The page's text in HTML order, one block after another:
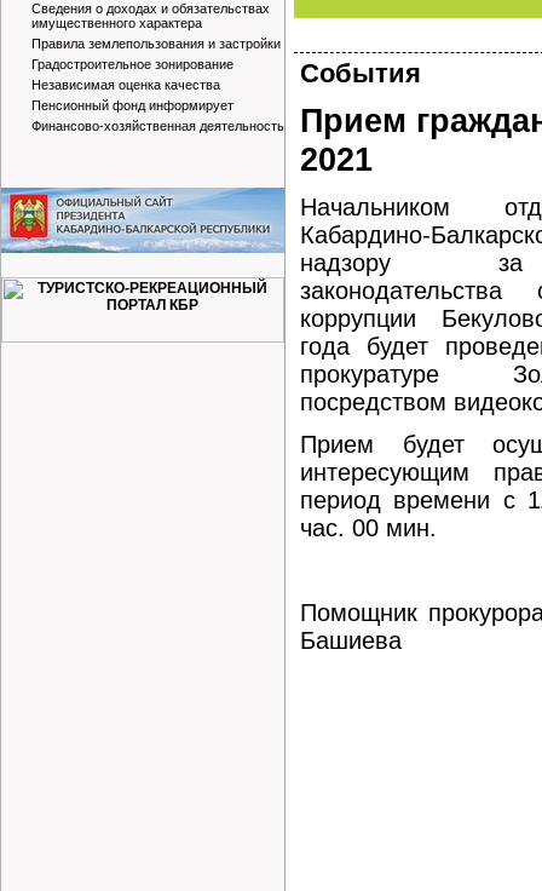
Сведения о доходах и обязательствах
имущественного характера
Правила землепользования и застройки
Градостроительное зонирование
Независимая оценка качества
Пенсионный фонд информирует
Финансово-хозяйственная деятельность
События
Прием
2021
Начальником
Кабардино-
надзору за
коррупции
года будет
прокуратуре
посредством
Прием будет
интересующим
период времени с
час. 00 мин.
Помощник
Башиева